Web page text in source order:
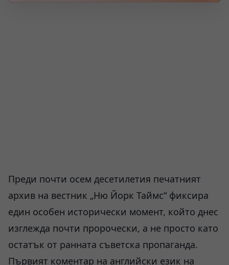
Преди почти осем десетилетия печатният
архив на вестник „Ню Йорк Таймс“ фиксира
един особен исторически момент, който днес
изглежда почти пророчески, а не просто като
остатък от ранната съветска пропаганда.
Първият коментар на английски език на